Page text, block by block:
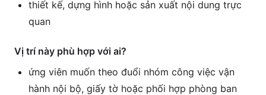
thiết kế, dựng hình hoặc sản xuất nội dung trực
quan
Vị trí này phù hợp với ai?
ứng viên muốn theo đuổi nhóm công việc vận
hành nội bộ, giấy tờ hoặc phối hợp phòng ban